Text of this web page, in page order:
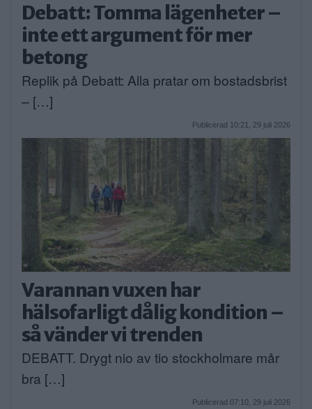
Debatt: Tomma lägenheter –
inte ett argument för mer
betong
Replik på Debatt: Alla pratar om bostadsbrist
– […]
Publicerad 10:21, 29 juli 2026
Varannan vuxen har
hälsofarligt dålig kondition –
så vänder vi trenden
DEBATT. Drygt nio av tio stockholmare mår
bra […]
Publicerad 07:10, 29 juli 2026